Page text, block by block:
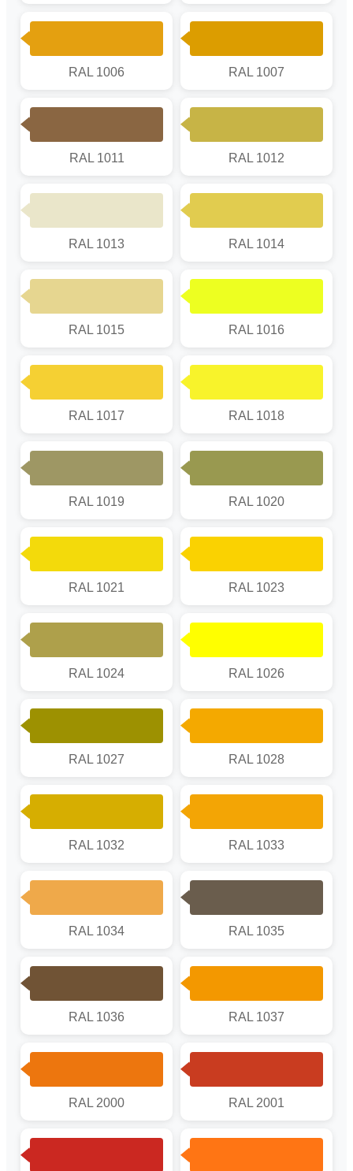
RAL 1006 RAL 1007
RAL 1011 RAL 1012
RAL 1013 RAL 1014
RAL 1015 RAL 1016
RAL 1017 RAL 1018
RAL 1019 RAL 1020
RAL 1021 RAL 1023
RAL 1024 RAL 1026
RAL 1027 RAL 1028
RAL 1032 RAL 1033
RAL 1034 RAL 1035
RAL 1036 RAL 1037
RAL 2000 RAL 2001